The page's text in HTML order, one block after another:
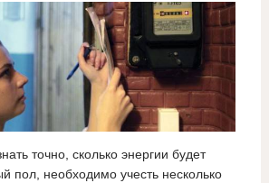
точно, сколько энергии будет
пол, необходимо учесть несколько